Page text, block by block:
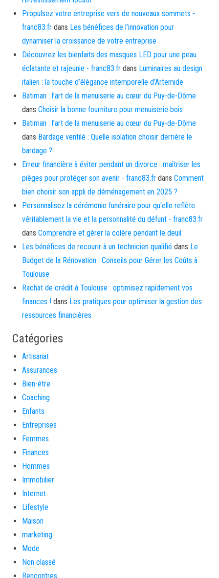
Propulsez votre entreprise vers de nouveaux sommets -
franc83.fr dans Les bénéfices de l’innovation pour
dynamiser la croissance de votre entreprise
Découvrez les bienfaits des masques LED pour une peau
éclatante et rajeunie - franc83.fr dans Luminaires au design
italien : la touche d’élégance intemporelle d’Artemide
Batiman : l’art de la menuiserie au cœur du Puy-de-Dôme
dans Choisir la bonne fourniture pour menuiserie bois
Batiman : l’art de la menuiserie au cœur du Puy-de-Dôme
dans Bardage ventilé : Quelle isolation choisir derrière le
bardage ?
Erreur financière à éviter pendant un divorce : maîtriser les
pièges pour protéger son avenir - franc83.fr dans Comment
bien choisir son appli de déménagement en 2025 ?
Personnalisez la cérémonie funéraire pour qu'elle reflète
véritablement la vie et la personnalité du défunt - franc83.fr
dans Comprendre et gérer la colère pendant le deuil
Les bénéfices de recourir à un technicien qualifié dans Le
Budget de la Rénovation : Conseils pour Gérer les Coûts à
Toulouse
Rachat de crédit à Toulouse : optimisez rapidement vos
finances ! dans Les pratiques pour optimiser la gestion des
ressources financières
Catégories
Artisanat
Assurances
Bien-être
Coaching
Enfants
Entreprises
Femmes
Finances
Hommes
Immobilier
Internet
Lifestyle
Maison
marketing
Mode
Non classé
Rencontres